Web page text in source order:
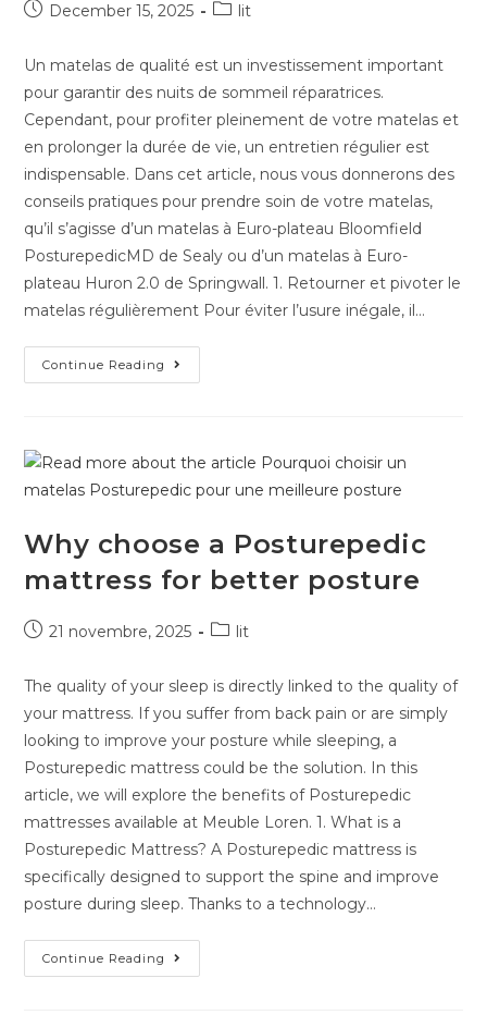
December 15, 2025 lit
Un matelas de qualité est un investissement important
pour garantir des nuits de sommeil réparatrices.
Cependant, pour profiter pleinement de votre matelas et
en prolonger la durée de vie, un entretien régulier est
indispensable. Dans cet article, nous vous donnerons des
conseils pratiques pour prendre soin de votre matelas,
qu’il s’agisse d’un matelas à Euro-plateau Bloomfield
PosturepedicMD de Sealy ou d’un matelas à Euro-
plateau Huron 2.0 de Springwall. 1. Retourner et pivoter le
matelas régulièrement Pour éviter l’usure inégale, il…
Continue Reading
Why choose a Posturepedic
mattress for better posture
21 novembre, 2025 lit
The quality of your sleep is directly linked to the quality of
your mattress. If you suffer from back pain or are simply
looking to improve your posture while sleeping, a
Posturepedic mattress could be the solution. In this
article, we will explore the benefits of Posturepedic
mattresses available at Meuble Loren. 1. What is a
Posturepedic Mattress? A Posturepedic mattress is
specifically designed to support the spine and improve
posture during sleep. Thanks to a technology…
Continue Reading